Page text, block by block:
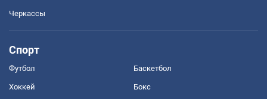
Черкассы
Спорт
Футбол Баскетбол
Хоккей Бокс